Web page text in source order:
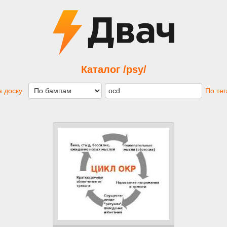
Каталог /psy/
По